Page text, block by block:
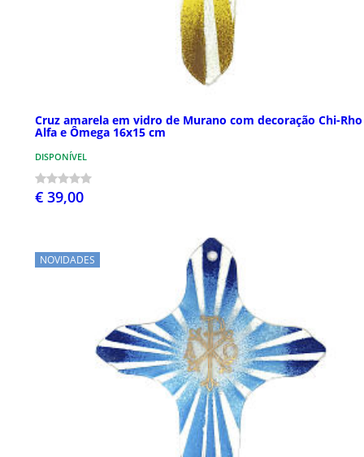
Cruz amarela em vidro de Murano com decoração Chi-Rho
Alfa e Ômega 16x15 cm
DISPONÍVEL
€ 39,00
NOVIDADES